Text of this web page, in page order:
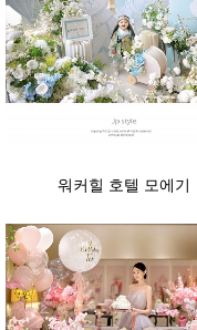
워커힐 호텔 모에기